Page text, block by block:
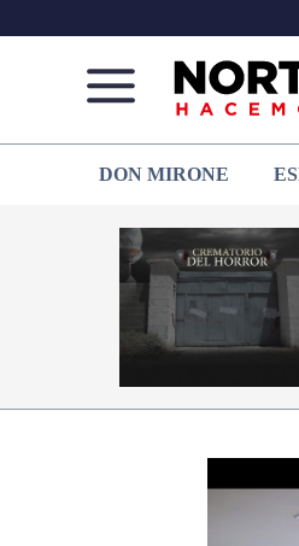
de
Juárez
que
hacemos
DON MIRONE